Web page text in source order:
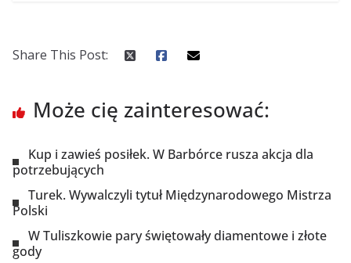
Share This Post:
Może cię zainteresować:
Kup i zawieś posiłek. W Barbórce rusza akcja dla
potrzebujących
Turek. Wywalczyli tytuł Międzynarodowego Mistrza
Polski
W Tuliszkowie pary świętowały diamentowe i złote
gody